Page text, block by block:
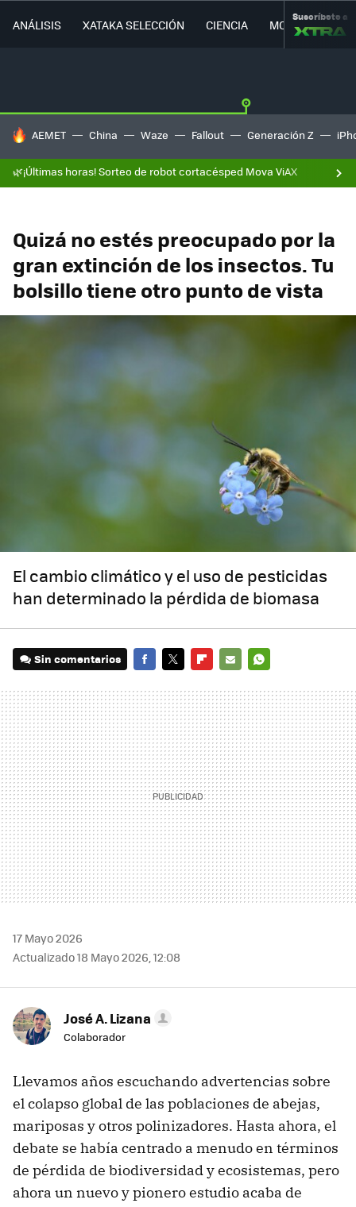
ANÁLISIS XATAKA SELECCIÓN CIENCIA MOVILIDAD
Suscríbete a
HOY SE HABLA DE
AEMET China Waze Fallout Generación Z
🌿¡Últimas horas! Sorteo de robot cortacésped Mova ViAX
Quizá no estés preocupado por la
gran extinción de los insectos. Tu
bolsillo tiene otro punto de vista
El cambio climático y el uso de pesticidas
han determinado la pérdida de biomasa
Sin comentarios
MAIL
17 Mayo 2026
Actualizado 18 Mayo 2026, 12:08
José A. Lizana
Colaborador
Llevamos años escuchando advertencias sobre
el colapso global de las poblaciones de abejas,
mariposas y otros polinizadores. Hasta ahora, el
debate se había centrado a menudo en términos
de pérdida de biodiversidad y ecosistemas, pero
ahora un nuevo y pionero estudio acaba de